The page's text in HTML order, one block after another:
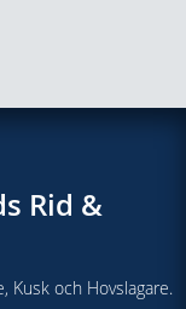
Rid &
och Hovslagare.